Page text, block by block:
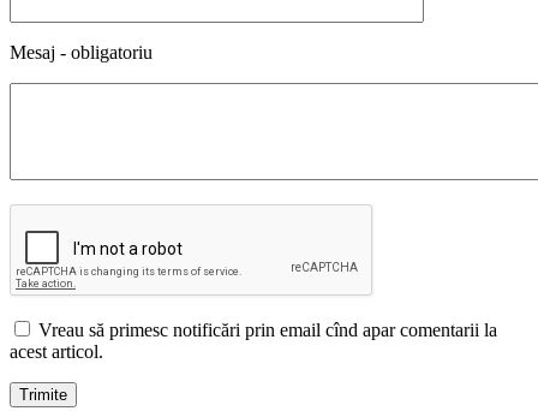
Mesaj - obligatoriu
Vreau să primesc notificări prin email cînd apar comentarii la
acest articol.